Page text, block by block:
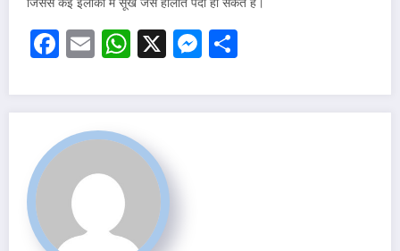
Facebook
EmailWhatsApp
X Messenger